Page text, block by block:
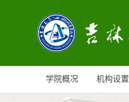
学院概况 机构设置